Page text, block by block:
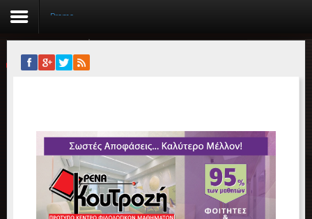
Αρχική
Εργασίες
Ιστορίες Επιτυχίας
Promo